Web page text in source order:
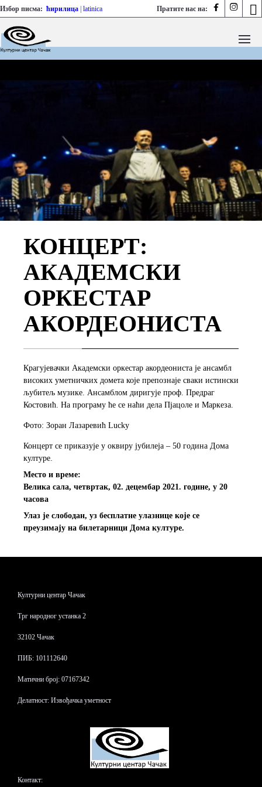
Пратите нас на:   
Избор писма: ћирилица latinica
КОНЦЕРТ:
АКАДЕМСКИ
ОРКЕСТАР
АКОРДЕОНИСТА
Крагујевачки Академски оркестар акордеониста је ансамбл
високих уметничких домета које препознаје сваки истински
љубитељ музике. Ансамблом диригује проф. Предраг
Костовић. На програму ће се наћи дела Пјацоле и Маркеза.
Фото: Зоран Лазаревић Lucky
Концерт се приказује у оквиру јубилеја – 50 година Дома
културе.
Место и време:
Велика сала, четвртак, 02. децембар 2021. године, у 20
часова
Улаз је слободан, уз бесплатне улазнице које се
преузимају на билетарници Дома културе.
Културни центар Чачак
Трг народног устанка 2
32102 Чачак
ПИБ: 101112640
Матични број: 07167342
Делатност: Извођачка уметност
Контакт: